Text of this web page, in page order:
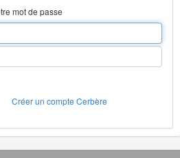
mot de passe
Créer un compte Cerbère